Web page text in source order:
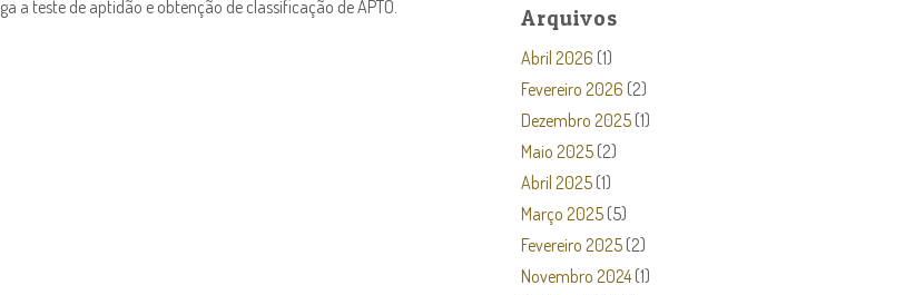
a teste de aptidão e obtenção de classificação de APTO. Arquivos
Abril 2026 (1)
Fevereiro 2026 (2)
Dezembro 2025 (1)
Maio 2025 (2)
Abril 2025 (1)
Março 2025 (5)
Fevereiro 2025 (2)
Novembro 2024(1)